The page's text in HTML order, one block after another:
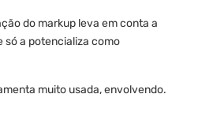
do markup leva em conta a
só a potencializa como
muito usada, envolvendo.